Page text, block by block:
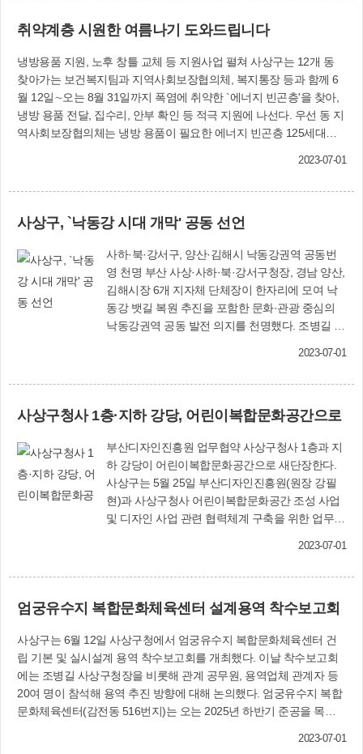
인명피해 우려 지역, 침수 우려 취약도로, 산사태
별 관리에 들어갔다. 침수 우려가 있는 주택과 소
규모 상가 및 공동주택에 대해서는 차수판 설치 지
원 사업을 추진하고, 산사태취약지역 17곳과 상습
침수지역 등에 대해서는 대피 계획을 수립, 주기적
인 순찰을 통해 정비에 나서고 있다. 또 태풍과 호
우 등 다양한 재난으로 인적·물적 피해를 최소화하
유수지, 학장사거리 등 18곳에 재해감시용 CCTV
에 재해 문자 전광판을 설치·운영하고 있다. 무더
나기를 위한 폭염 대응을 위해서도 각별한 대책을
펼친다. 우선 홀로어르신과 중증장애인 등 폭염 취
약계층을 위해 노인돌보미와 방문간호사, 사회복
지사 등이 `재난도우미'로 활동하고 있다. 또 관내
곳곳에는 무더위 쉼터 79개소와 그늘막 37개소(스
마트형 31개, 고정형 3개, 구조물형 3개), 쿨링포그
개 동 행정복지센터와 사상구노인복지관 분관, 경
방기기와 함께 비상구급품이 구비돼 있다. 스마트
대로 주변에 설치돼 있어 폭염을 피해 잠시 머무를
수 있다. 집중호우 등 대비 풍수해보험 가입 여름
철 집중호우와 태풍 등으로 인한 주민의 재산 피해
를 실질적으로 보상하기 위해 풍수해보험 가입도
추진한다. 풍수해보험은 정부 정책보험 상품으로
국가와 지자체에서 보험료를 기본 70% 이상을 지
것이다. 연간 보험료는 주택의 경우 자부담 1만5천
원(80㎡ 기준), 상가 2만1천400원(재고자산), 공장
1만7천100원(재고자산), 온실 7만7천600원(1천㎡
기준) 수준이다. 단 기초생활수급자 및 차상위계층
은 5∼7월 단체 가입 신청시 보험료 전액을 지원받
을 수 있다. 급경사지 등 주요 현장 76곳 집중 안전
점검 사상구는 5월 1일∼6월 9일까지 신축공사 현
장, 급경사지 등 주요 현장 76곳에 대해 민간 전문
병길 사상구청장은 5월 30일 주례동 공동주택 신
취약계층 시원한 여름나기 도와드립니다
냉방용품 지원, 노후 창틀 교체 등 지원사업 펼쳐 사상구는 12개 동
찾아가는 보건복지팀과 지역사회보장협의체, 복지통장 등과 함께 6
월 12일∼오는 8월 31일까지 폭염에 취약한 `에너지 빈곤층'을 찾아,
냉방 용품 전달, 집수리, 안부 확인 등 적극 지원에 나선다. 우선 동 지
역사회보장협의체는 냉방 용품이 필요한 에너지 빈곤층 125세대를
비스 지원, 가정용 살충제 및 전자모기향 등 방역용품을 나눠준다. 이
원 물품을 발굴·연계 지원에 나선다. 복지정책과(☎310-4901)
2023-07-01
사상구, `낙동강 시대 개막' 공동 선언
사하·북·강서구, 양산·김해시 낙동강권역 공동번
영 천명 부산 사상·사하·북·강서구청장, 경남 양산,
김해시장 6개 지자체 단체장이 한자리에 모여 낙
동강 뱃길 복원 추진을 포함한 문화·관광 중심의
낙동강권역 공동 발전 의지를 천명했다. 조병길 사
시대는 낙동강권역을 새로운 문화와 관광의 랜드
인근 6개 지자체가 힘을 모은 `낙동강권역 공동번
영의 시대'를 의미한다. 이날 낙동강협의체 단체장
들은 부산 화명 선착장에서 양산 황산공원 물금 선
착장까지 생태탐방선을 타고 이동하면서 낙동강
뱃길 복원사업의 필요성을 공유했다. 기획감사실
2023-07-01
사상구청사 1층·지하 강당, 어린이복합문화공간으로
부산디자인진흥원 업무협약 사상구청사 1층과 지
하 강당이 어린이복합문화공간으로 새단장한다.
사상구는 5월 25일 부산디자인진흥원(원장 강필
현)과 사상구청사 어린이복합문화공간 조성 사업
및 디자인 사업 관련 협력체계 구축을 위한 업무협
2023-07-01
엄궁유수지 복합문화체육센터 설계용역 착수보고회
사상구는 6월 12일 사상구청에서 엄궁유수지 복합문화체육센터 건
립 기본 및 실시설계 용역 착수보고회를 개최했다. 이날 착수보고회
에는 조병길 사상구청장을 비롯해 관계 공무원, 용역업체 관계자 등
20여 명이 참석해 용역 추진 방향에 대해 논의했다. 엄궁유수지 복합
문화체육센터(감전동 516번지)는 오는 2025년 하반기 준공을 목표
2023-07-01